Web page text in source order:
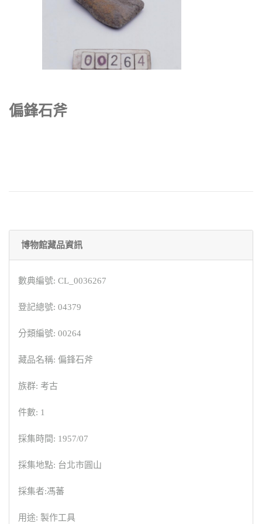
偏鋒石斧
博物館藏品資訊
數典編號: CL_0036267
登記總號: 04379
分類編號: 00264
藏品名稱: 偏鋒石斧
族群: 考古
件數: 1
採集時間: 1957/07
採集地點: 台北市圓山
採集者:馮蕃
用途: 製作工具